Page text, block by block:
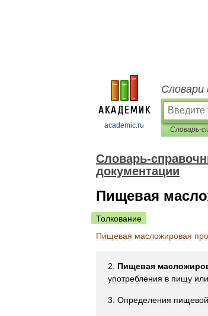
academic.ru
Словари
Словарь-
документации
Пищевая
Толкование
Пищевая масложировая
2 Пищевая
употребления в пищу или
3 Определения пищевой